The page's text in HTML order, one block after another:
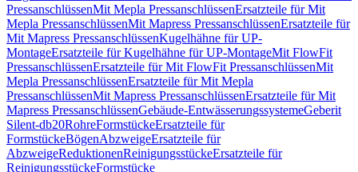
PressanschlüssenMit Mepla PressanschlüssenErsatzteile für Mit
Mepla PressanschlüssenMit Mapress PressanschlüssenErsatzteile für
Mit Mapress PressanschlüssenKugelhähne für UP-
MontageErsatzteile für Kugelhähne für UP-MontageMit FlowFit
PressanschlüssenErsatzteile für Mit FlowFit PressanschlüssenMit
Mepla PressanschlüssenErsatzteile für Mit Mepla
PressanschlüssenMit Mapress PressanschlüssenErsatzteile für Mit
Mapress PressanschlüssenGebäude-EntwässerungssystemeGeberit
Silent-db20RohreFormstückeErsatzteile für
FormstückeBögenAbzweigeErsatzteile für
AbzweigeReduktionenReinigungsstückeErsatzteile für
ReinigungsstückeFormstücke